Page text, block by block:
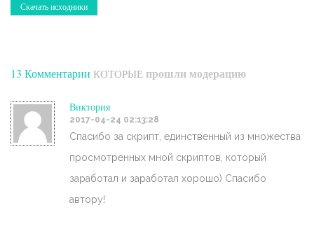
Скачать исходники
13 Комментарии КОТОРЫЕ прошли модерацию
Виктория
2017-04-24 02:13:28
Спасибо за скрипт, единственный из множества
просмотренных мной скриптов, который
заработал и заработал хорошо) Спасибо
автору!